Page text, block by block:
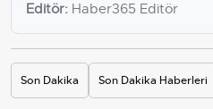
Editör: Haber365 Editör
Son Dakika Son Dakika Haberleri